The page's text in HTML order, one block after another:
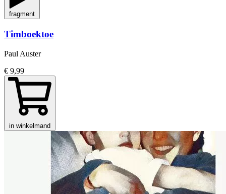
fragment
Timboektoe
Paul Auster
€ 9,99
in winkelmand